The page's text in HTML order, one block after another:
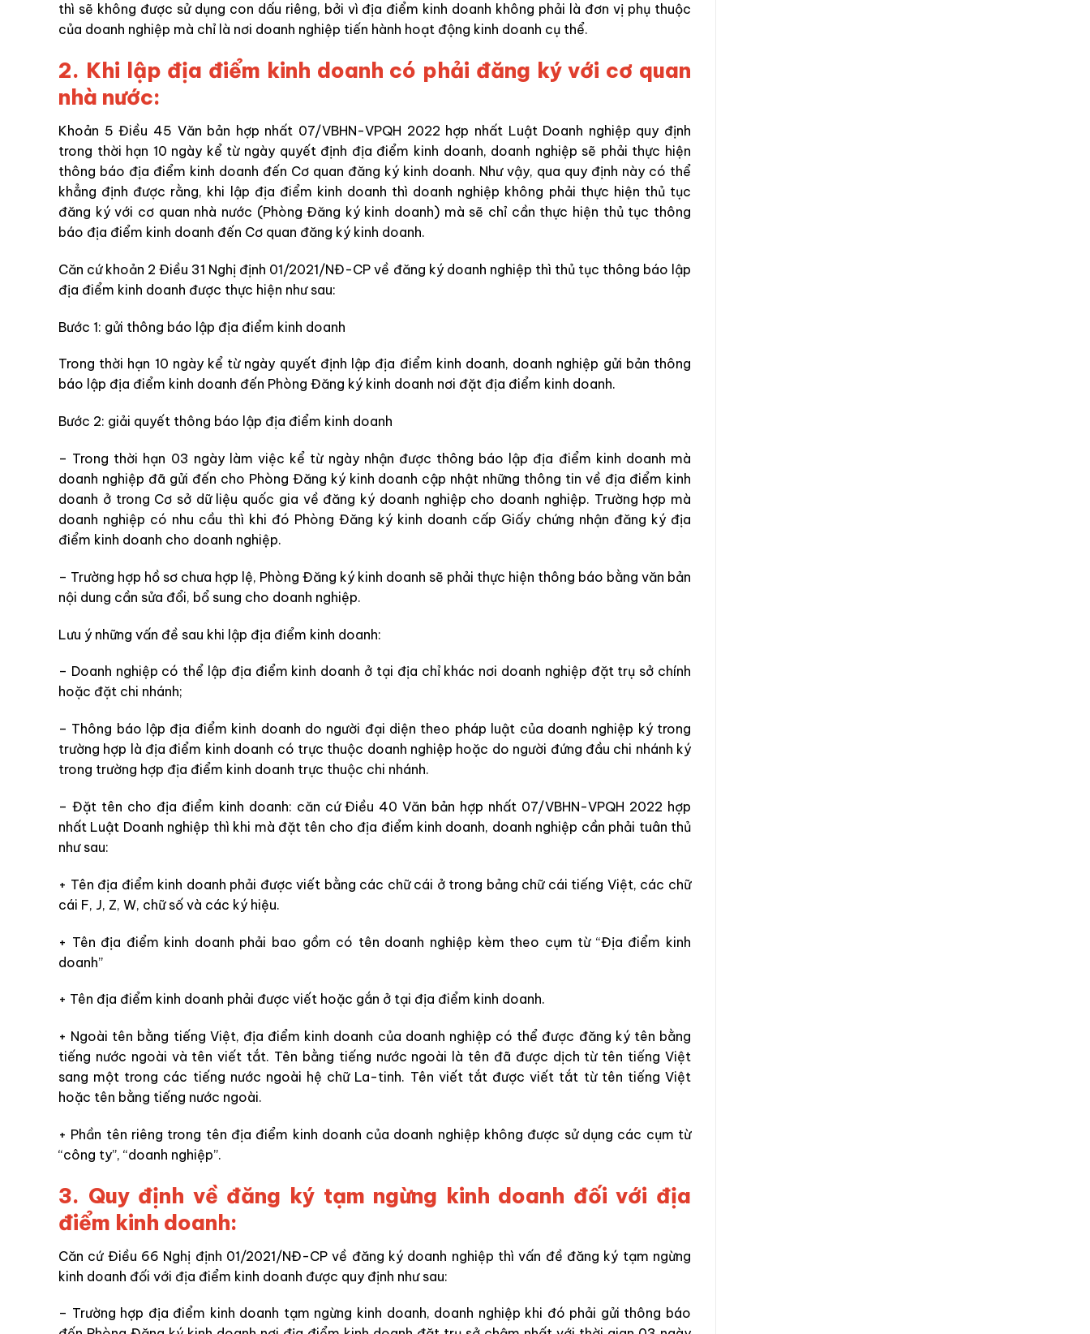
thì sẽ không được sử dụng con dấu riêng, bởi vì địa điểm kinh doanh không phải là đơn vị phụ thuộc
của doanh nghiệp mà chỉ là nơi doanh nghiệp tiến hành hoạt động kinh doanh cụ thể.
2. Khi lập địa điểm kinh doanh có phải đăng ký với cơ quan
nhà nước:
Khoản 5 Điều 45 Văn bản hợp nhất 07/VBHN-VPQH 2022 hợp nhất Luật Doanh nghiệp quy định
trong thời hạn 10 ngày kể từ ngày quyết định địa điểm kinh doanh, doanh nghiệp sẽ phải thực hiện
thông báo địa điểm kinh doanh đến Cơ quan đăng ký kinh doanh. Như vậy, qua quy định này có thể
khẳng định được rằng, khi lập địa điểm kinh doanh thì doanh nghiệp không phải thực hiện thủ tục
đăng ký với cơ quan nhà nước (Phòng Đăng ký kinh doanh) mà sẽ chỉ cần thực hiện thủ tục thông
báo địa điểm kinh doanh đến Cơ quan đăng ký kinh doanh.
Căn cứ khoản 2 Điều 31 Nghị định 01/2021/NĐ-CP về đăng ký doanh nghiệp thì thủ tục thông báo lập
địa điểm kinh doanh được thực hiện như sau:
Bước 1: gửi thông báo lập địa điểm kinh doanh
Trong thời hạn 10 ngày kể từ ngày quyết định lập địa điểm kinh doanh, doanh nghiệp gửi bản thông
báo lập địa điểm kinh doanh đến Phòng Đăng ký kinh doanh nơi đặt địa điểm kinh doanh.
Bước 2: giải quyết thông báo lập địa điểm kinh doanh
– Trong thời hạn 03 ngày làm việc kể từ ngày nhận được thông báo lập địa điểm kinh doanh mà
doanh nghiệp đã gửi đến cho Phòng Đăng ký kinh doanh cập nhật những thông tin về địa điểm kinh
doanh ở trong Cơ sở dữ liệu quốc gia về đăng ký doanh nghiệp cho doanh nghiệp. Trường hợp mà
doanh nghiệp có nhu cầu thì khi đó Phòng Đăng ký kinh doanh cấp Giấy chứng nhận đăng ký địa
điểm kinh doanh cho doanh nghiệp.
– Trường hợp hồ sơ chưa hợp lệ, Phòng Đăng ký kinh doanh sẽ phải thực hiện thông báo bằng văn bản
nội dung cần sửa đổi, bổ sung cho doanh nghiệp.
Lưu ý những vấn đề sau khi lập địa điểm kinh doanh:
– Doanh nghiệp có thể lập địa điểm kinh doanh ở tại địa chỉ khác nơi doanh nghiệp đặt trụ sở chính
hoặc đặt chi nhánh;
– Thông báo lập địa điểm kinh doanh do người đại diện theo pháp luật của doanh nghiệp ký trong
trường hợp là địa điểm kinh doanh có trực thuộc doanh nghiệp hoặc do người đứng đầu chi nhánh ký
trong trường hợp địa điểm kinh doanh trực thuộc chi nhánh.
– Đặt tên cho địa điểm kinh doanh: căn cứ Điều 40 Văn bản hợp nhất 07/VBHN-VPQH 2022 hợp
nhất Luật Doanh nghiệp thì khi mà đặt tên cho địa điểm kinh doanh, doanh nghiệp cần phải tuân thủ
như sau:
+ Tên địa điểm kinh doanh phải được viết bằng các chữ cái ởtrong bảng chữ cái tiếng Việt, các chữ
cái F, J, Z, W, chữ số và các ký hiệu.
+ Tên địa điểm kinh doanh phải bao gồm có tên doanh nghiệp kèm theo cụm từ “Địa điểm kinh
doanh”
+ Tên địa điểm kinh doanh phải được viết hoặc gắn ở tại địa điểm kinh doanh.
+ Ngoài tên bằng tiếng Việt, địa điểm kinh doanh của doanh nghiệp có thể được đăng ký tên bằng
tiếng nước ngoài và tên viết tắt. Tên bằng tiếng nước ngoài là tên đã được dịch từ tên tiếng Việt
sang một trong các tiếng nước ngoài hệ chữ La-tinh. Tên viết tắt được viết tắt từ tên tiếng Việt
hoặc tên bằng tiếng nước ngoài.
+ Phần tên riêng trong tên địa điểm kinh doanh của doanh nghiệp không được sử dụng các cụm từ
“công ty”, “doanh nghiệp”.
3. Quy định về đăng ký tạm ngừng kinh doanh đối với địa
điểm kinh doanh:
Căn cứ Điều 66 Nghị định 01/2021/NĐ-CP về đăng ký doanh nghiệp thì vấn đề đăng ký tạm ngừng
kinh doanh đối với địa điểm kinh doanh được quy định như sau:
– Trường hợp địa điểm kinh doanh tạm ngừng kinh doanh, doanh nghiệp khi đó phải gửi thông báo